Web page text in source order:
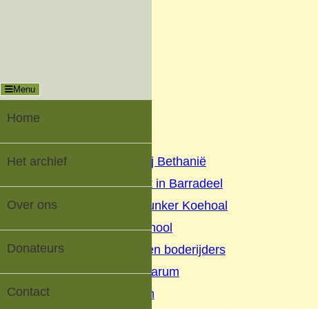
Home
Het archief
▼
Geschiedenis Nij Bethanië
Oorlog en verzet in Barradeel
Geschiedenis Bunker Koehoal
Buurtschap Koehool
Beurtschippers en boderijders
Kaatsen Tzummarum
V.V. Tzummarum
Menu
Home
Het archief
Over ons
Donateurs
Contact